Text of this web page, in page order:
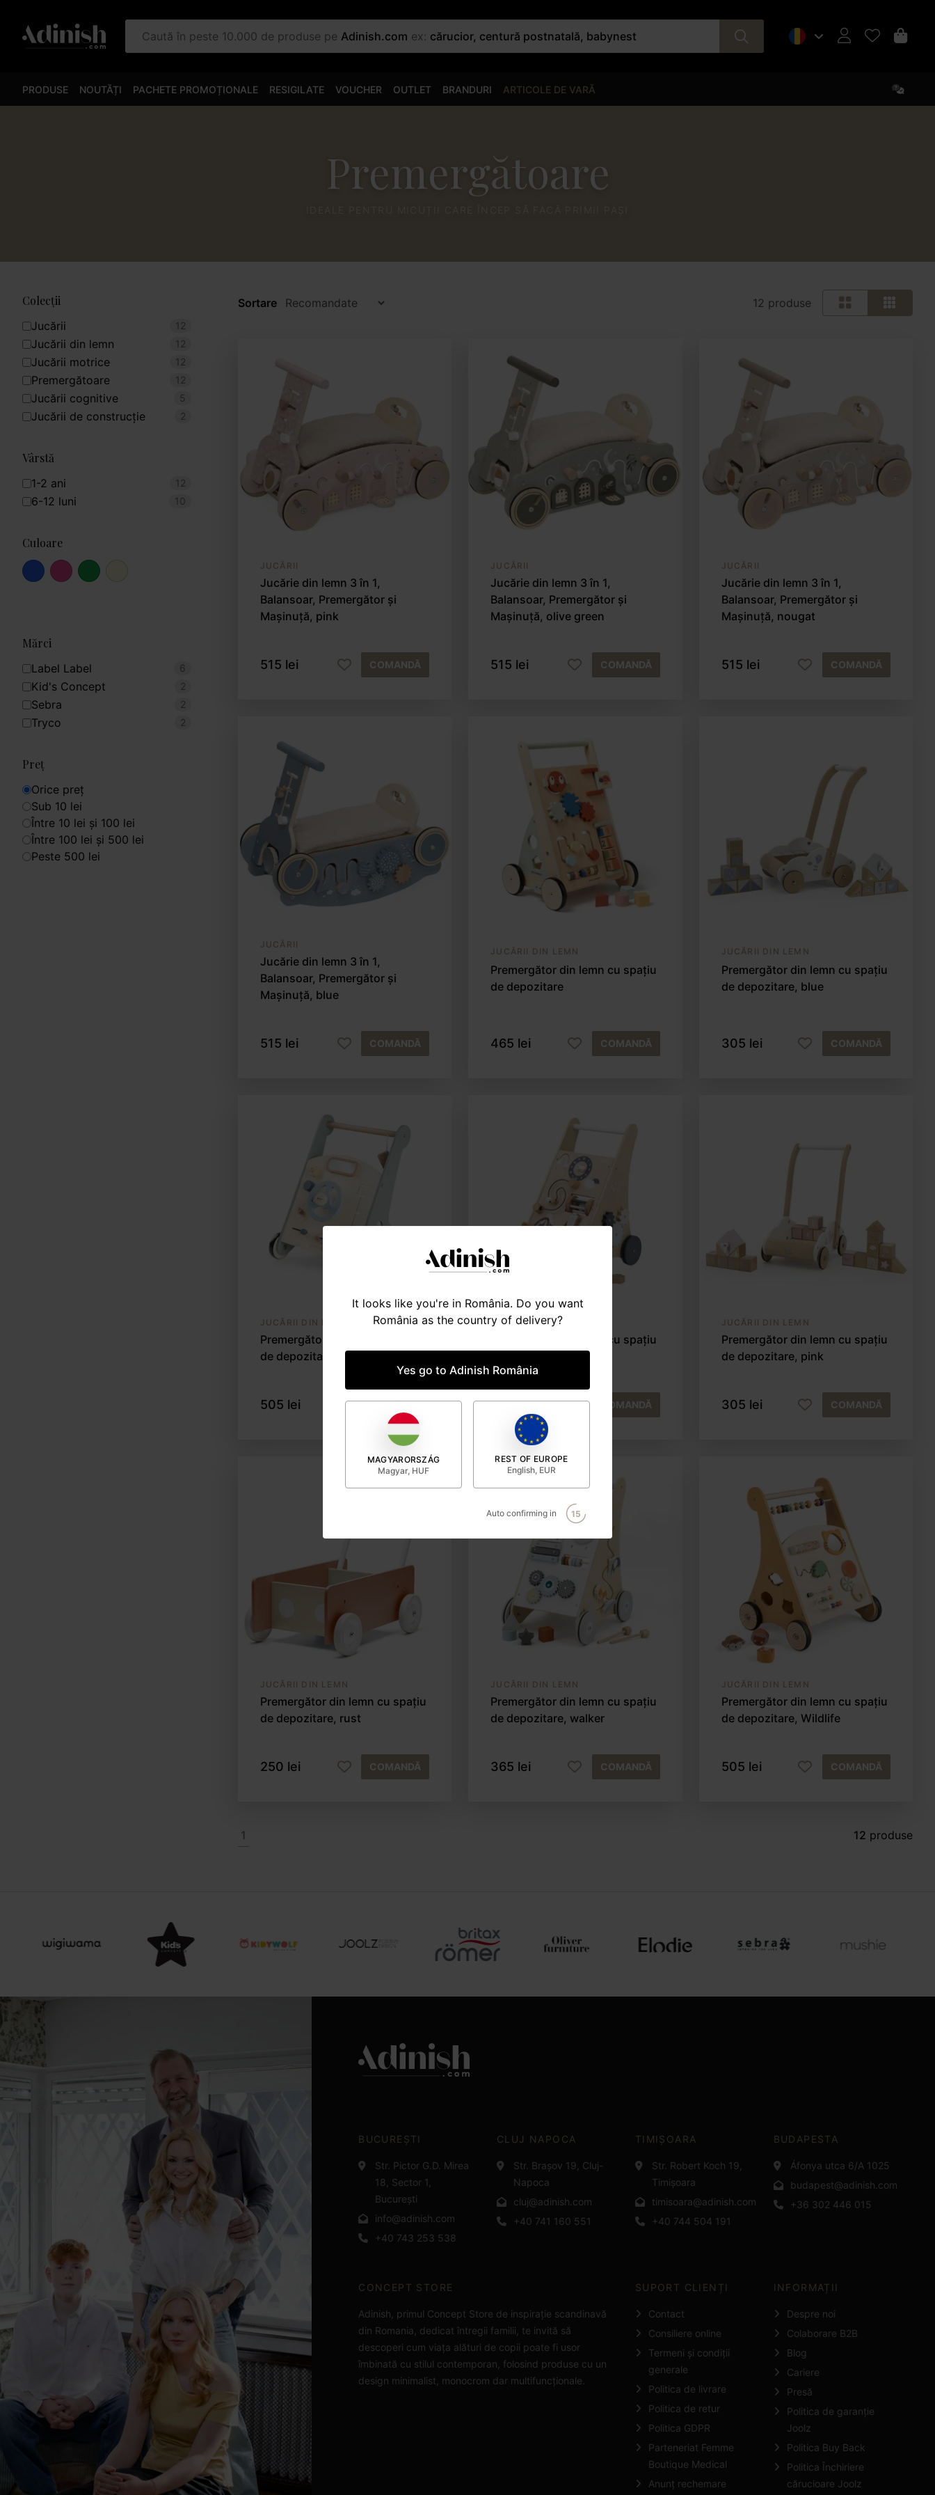
Caută în peste 10.000 de produse pe Adinish.com ex: cărucior, centură postnatală, babynest
PRODUSE NOUTĂȚI PACHETE PROMOȚIONALE RESIGILATE VOUCHER OUTLET BRANDURI ARTICOLE DE VARĂ
Premergătoare
Colecții
Jucării 12
Jucării din lemn 12
Jucării motrice 12
Premergătoare 12
Jucării cognitive 5
Jucării de construcție 2
Vârstă
1-2 ani 12
6-12 luni 10
Culoare
Mărci
Label Label 6
Kid's Concept 2
Sebra 2
Tryco 2
Preț
Orice preț
Sub 10 lei
Între 10 lei și 100 lei
Între 100 lei și 500 lei
Peste 500 lei
Sortare 12 produse
JUCĂRII
Jucărie din lemn 3 în 1,
Balansoar, Premergător și
Mașinuță, pink
515 lei COMANDĂ
JUCĂRII
Jucărie din lemn 3 în 1,
Balansoar, Premergător și
Mașinuță, olive green
515 lei COMANDĂ
JUCĂRII
Jucărie din lemn 3 în 1,
Balansoar, Premergător și
Mașinuță, nougat
515 lei COMANDĂ
JUCĂRII
Jucărie din lemn 3 în 1,
Balansoar, Premergător și
Mașinuță, blue
515 lei COMANDĂ
JUCĂRII DIN LEMN
Premergător din lemn cu spațiu
de depozitare
465 lei COMANDĂ
JUCĂRII DIN LEMN
Premergător din lemn cu spațiu
de depozitare, blue
305 lei COMANDĂ
JUCĂRII DIN LEMN
Premergător din lemn cu spațiu
de depozitare, Car
505 lei COMANDĂ
JUCĂRII DIN LEMN
Premergător din lemn cu spațiu
de depozitare, nature
295 lei COMANDĂ
JUCĂRII DIN LEMN
Premergător din lemn cu spațiu
de depozitare, pink
305 lei COMANDĂ
JUCĂRII DIN LEMN
Premergător din lemn cu spațiu
de depozitare, rust
250 lei COMANDĂ
JUCĂRII DIN LEMN
Premergător din lemn cu spațiu
de depozitare, walker
365 lei COMANDĂ
JUCĂRII DIN LEMN
Premergător din lemn cu spațiu
de depozitare, Wildlife
505 lei COMANDĂ
1 12 produse
Item
BUCUREȘTI
Str. Pictor G.D. Mirea
18, Sector 1,
București
info@adinish.com
+40 743 253 538
CLUJ NAPOCA
Str. Brașov 19, Cluj-
Napoca
cluj@adinish.com
+40 741 160 551
TIMIȘOARA
Str. Robert Koch 19,
Timișoara
timisoara@adinish.com
+40 744 504 191
BUDAPESTA
Áfonya utca 6/A 1025
budapest@adinish.com
+36 302 446 015
CONCEPT STORE
Adinish, primul Concept Store de inspirație scandinavă
din Romania, dedicat întregii familii, te invită să
descoperi cum viața alături de copii poate fi usor
îmbinată cu stilul contemporan, folosind produse cu un
design minimalist, monocrom dar multifuncționale.
SUPORT CLIENȚI
Contact
Consiliere online
Termeni și condiții
generale
Politica de livrare
Politica de retur
Politica GDPR
Parteneriat Femme
Boutique Medical
Anunț rechemare
INFORMAȚII
Despre noi
Colaborare B2B
Blog
Cariere
Presă
Politica de garanție
Joolz
Politica Buy Back
Politica Închiriere
cărucioare Joolz
It looks like you're in România. Do you want
România as the country of delivery?
Yes go to Adinish România
MAGYARORSZÁG
Magyar, HUF
REST OF EUROPE
English, EUR
Auto confirming in 14